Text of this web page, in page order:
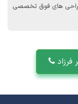
های فوق تخصصی